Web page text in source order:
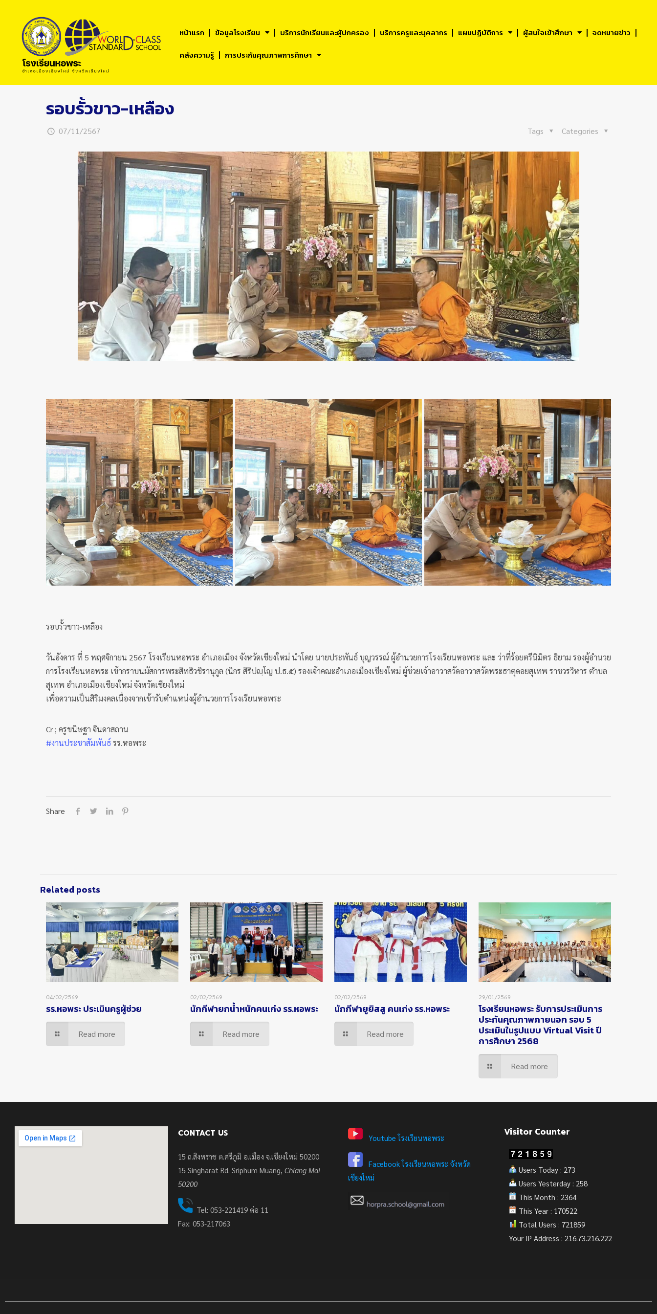
หน้าแรก ข้อมูลโรงเรียน บริการนักเรียนและผูัปกครอง บริการครูและบุคลากร แผนปฏิบัติการ ผู้สนใจเข้าศึกษา
จดหมายข่าว
คลังความรู้
การประกันคุณภาพการศึกษา
รอบรั้วขาว-เหลือง
07/11/2567 Categories
Tags
รอบรั้วขาว-เหลือง
วันอังคาร ที่ 5 พฤศจิกายน 2567 โรงเรียนหอพระ อำเภอเมือง จังหวัดเชียงใหม่ นำโดย นายประพันธ์ บุญวรรณ์ ผู้อำนวยการโรงเรียนหอพระ และ ว่าที่ร้อยตรีนิมิตร ธิยาม รองผู้อำนวย
การโรงเรียนหอพระ เข้ากราบนมัสการพระสิทธิวชิรานุกูล (นิกร สิริปญฺโญ ป.ธ.๕) รองเจ้าคณะอำเภอเมืองเชียงใหม่ ผู้ช่วยเจ้าอาวาสวัดอาวาสวัดพระธาตุดอยสุเทพ ราชวรวิหาร ตำบล
สุเทพ อำเภอเมืองเชียงใหม่ จังหวัดเชียงใหม่
เพื่อความเป็นสิริมงคลเนื่องจากเข้ารับตำแหน่งผู้อำนวยการโรงเรียนหอพระ
Cr ; ครูขนิษฐา จินดาสถาน
#งานประชาสัมพันธ์รร.หอพระ
Share
Related posts
04/02/2569
รร.หอพระ ประเมินครูผู้ช่วย
Read more
02/02/2569
นักกีฬายกน้ำหนักคนเก่ง รร.หอพระ
Read more
02/02/2569
นักกีฬายูยิสสู คนเก่ง รร.หอพระ
Read more
29/01/2569
โรงเรียนหอพระ รับการประเมินการ
ประกันคุณภาพภายนอก รอบ 5
ประเมินในรูปแบบ Virtual Visit ปี
การศึกษา 2568
Read more
CONTACT US
15 ถ.สิงหราช ต.ศรีภูมิ อ.เมือง จ.เชียงใหม่ 50200
15Singharat Rd. Sriphum Muang,Chiang Mai
50200
Tel: 053-221419 ต่อ 11
Fax: 053-217063
Youtube โรงเรียนหอพระ
Facebook โรงเรียนหอพระ จังหวัด
เชียงใหม่
Visitor Counter
Users Today : 273
Users Yesterday : 258
This Month : 2364
This Year : 170522
Total Users : 721859
Your IP Address : 216.73.216.222